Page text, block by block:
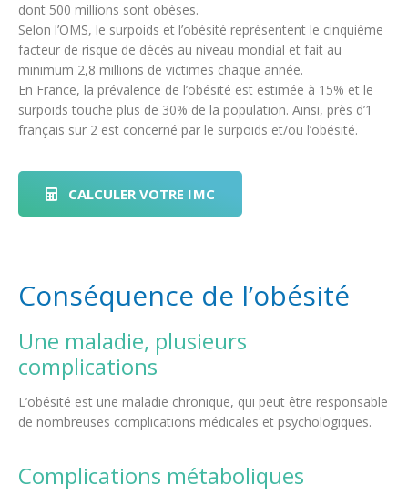
dont 500 millions sont obèses.
Selon l’OMS, le surpoids et l’obésité représentent le cinquième
facteur de risque de décès au niveau mondial et fait au
minimum 2,8 millions de victimes chaque année.
En France, la prévalence de l’obésité est estimée à 15% et le
surpoids touche plus de 30% de la population. Ainsi, près d’1
français sur 2 est concerné par le surpoids et/ou l’obésité.
CALCULER VOTRE IMC
Conséquence de l’obésité
Une maladie, plusieurs
complications
L’obésité est une maladie chronique, qui peut être responsable
de nombreuses complications médicales et psychologiques.
Complications métaboliques